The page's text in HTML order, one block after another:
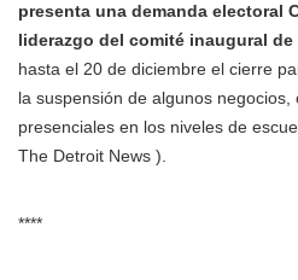
presenta una demanda electoral
liderazgo del comité inaugural de
hasta el 20 de diciembre el cierre
la suspensión de algunos
presenciales en los niveles de
The Detroit News ).
****